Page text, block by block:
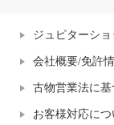
ジュピターシ
会社概要/免許
古物営業法に
お客様対応につ